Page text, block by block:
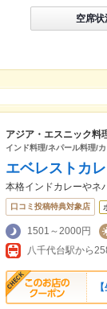
空席
アジア・エスニック料
インド料理/ネパール料理/
エベレストカ
本格インドカレーやネ
口コミ投稿特典対象店
1501～2000円